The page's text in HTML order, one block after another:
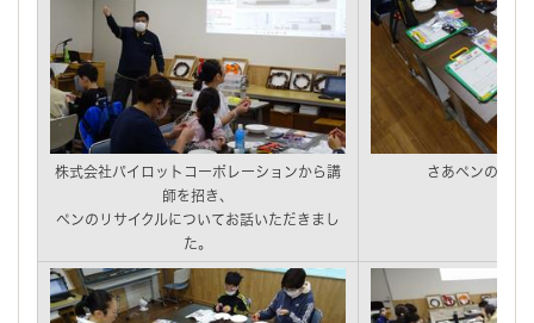
株式会社パイロットコーポレーションから講
師を招き、
ペンのリサイクルについてお話いただきまし
た。
さあペンの分解